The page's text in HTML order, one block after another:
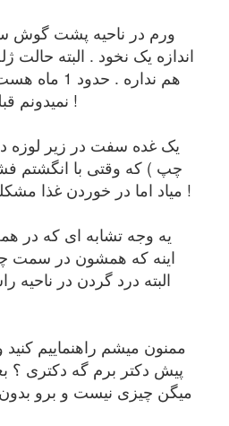
اندازه یک نخود . البته حالت
هم نداره .
نمیدونم قبلش داشت یا نه !
چپ ) که وقتی با انگشتم
میاد اما در خوردن غذا مشکلی باهاش ندارم !
یه وجه تشابه ای که در
اینه که همشون در سمت
البته درد گردن در ناحیه
ممنون میشم راهنماییم کنید
پیش دکتر برم گه دکتری ؟
میگن چیزی نیست و برو بدون